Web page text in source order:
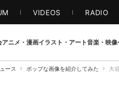
VIDEOS RADIO
アニメ・漫画イラスト・アート音楽・映像
ース ポップな画像を紹介してみた 大